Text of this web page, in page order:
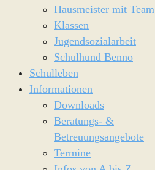
Hausmeister mit Team
Klassen
Jugendsozialarbeit
Schulhund Benno
Schulleben
Informationen
Downloads
Beratungs- &
Betreuungsangebote
Termine